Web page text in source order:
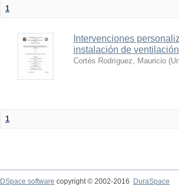
1
Intervenciones
instalación de
Cortés Rodríguez, Mauricio (
1
DSpace software copyright © 2002-2016
DuraSpace